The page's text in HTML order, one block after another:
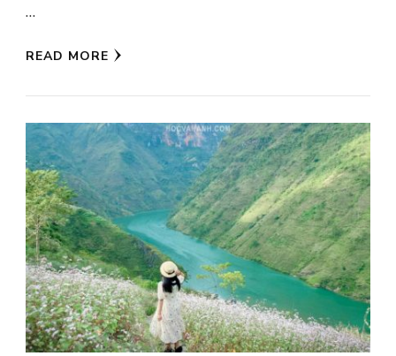
…
READ MORE